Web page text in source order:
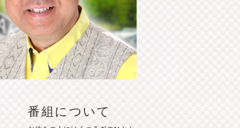
番組について